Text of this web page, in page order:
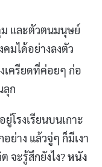
และตัวตนมนุษย์
มได้อย่างลงตัว
เครียดที่ค่อยๆ ก่อ
ลุก
โรงเรียนบนเกาะ
ย่าง แล้วจู่ๆ ก็มีเงา
จะรู้สึกยังไง?หนัง